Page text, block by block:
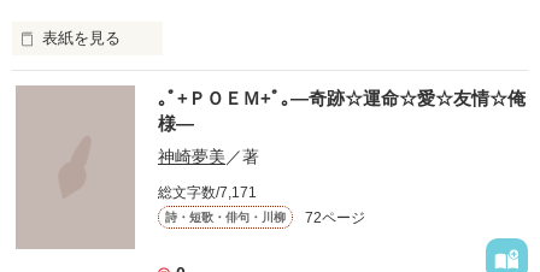
表紙を見る
このせかいにいる
たくさんのきみへ
たくさんの気持ちと思い出を､､､
｡ﾟ+ＰＯＥＭ+ﾟ｡―奇跡☆運命☆愛☆友情☆俺
様―
神崎夢美 ／著
総文字数/7,171
詩・短歌・俳句・川柳 72ページ